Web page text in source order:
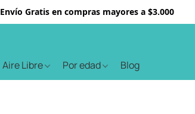
Envío Gratis en compras mayores a $3.000
Aire Libre Por edad Blog